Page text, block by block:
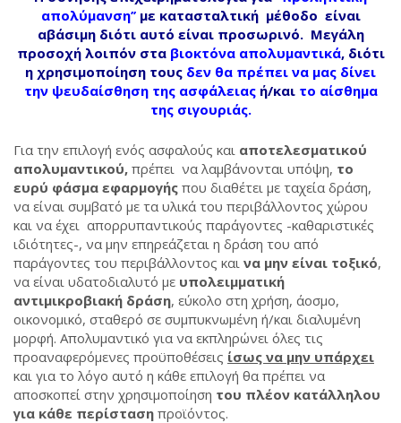
απολύμανση’’ με κατασταλτική μέθοδο είναι
αβάσιμη διότι αυτό είναι προσωρινό. Μεγάλη
προσοχή λοιπόν στα βιοκτόνα απολυμαντικά, διότι
η χρησιμοποίηση τους δεν θα πρέπει να μας δίνει
την ψευδαίσθηση της ασφάλειαςή/και το αίσθημα
της σιγουριάς.
Για την επιλογή ενός ασφαλούς και αποτελεσματικού
απολυμαντικού, πρέπει να λαμβάνονται υπόψη, το
ευρύ φάσμα εφαρμογής που διαθέτει με ταχεία δράση,
να είναι συμβατό με τα υλικά του περιβάλλοντος χώρου
και να έχει απορρυπαντικούς παράγοντες -καθαριστικές
ιδιότητες-, να μην επηρεάζεται η δράση του από
παράγοντες του περιβάλλοντος και να μην είναι τοξικό,
να είναι υδατοδιαλυτό με υπολειμματική
αντιμικροβιακή δράση, εύκολο στη χρήση, άοσμο,
οικονομικό, σταθερό σε συμπυκνωμένη ή/και διαλυμένη
μορφή. Απολυμαντικό για να εκπληρώνει όλες τις
προαναφερόμενες προϋποθέσεις ίσως να μην υπάρχει
και για το λόγο αυτό η κάθε επιλογή θα πρέπει να
αποσκοπεί στην χρησιμοποίηση του πλέον κατάλληλου
για κάθε περίσταση προϊόντος.